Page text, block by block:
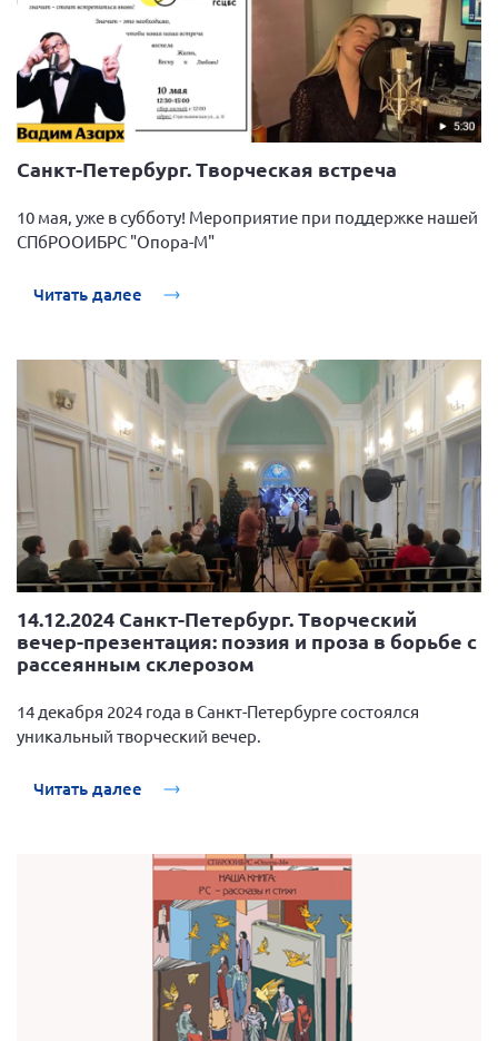
Санкт-Петербург. Творческая встреча
10 мая, уже в субботу! Мероприятие при поддержке нашей
СПбРООИБРС "Опора-М"
Читать далее
14.12.2024 Санкт-Петербург. Творческий
вечер-презентация: поэзия и проза в борьбе с
рассеянным склерозом
14 декабря 2024 года в Санкт-Петербурге состоялся
уникальный творческий вечер.
Читать далее